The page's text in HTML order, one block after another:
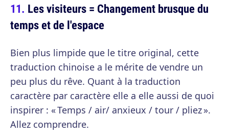
Les visiteurs = Changement brusque du
temps et de l'espace
Bien plus limpide que le titre original, cette
traduction chinoise a le mérite de vendre un
peu plus du rêve. Quant à la traduction
caractère par caractère elle a elle aussi de quoi
inspirer : « Temps / air/ anxieux / tour / pliez ».
Allez comprendre.